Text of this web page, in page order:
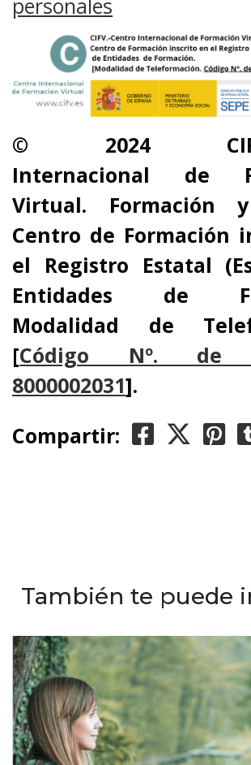
personales
© 2024 CIFV.-
Internacional de
Virtual. Formación
Centro de Formación
el Registro Estatal
Entidades de
Modalidad de
[Código Nº. de
8000002031].
Compartir:
También te puede